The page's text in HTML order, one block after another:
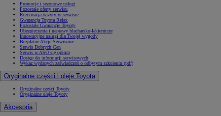
Promocje i sezonowe usługi
Pozostałe oferty serwisu
Rezerwacja wizyty w serwisie
Gwarancja Toyota Relax
Pozostałe Gwarancje Toyoty
Ubezpieczenia i naprawy blacharsko-lakiernicze
Innowacyjne usługi dla Twojej wygody
Bezpłatne Akcje Serwisowe
Serwis Dobrych Cen
Serwis w ASO się opłaca
Dostęp do informacji serwisowych
Wykaz wydanych zaświadczeń o odbytym szkoleniu (pdf)
Oryginalne części i oleje Toyota
Oryginalne części Toyoty
Oryginalne oleje Toyoty
Akcesoria